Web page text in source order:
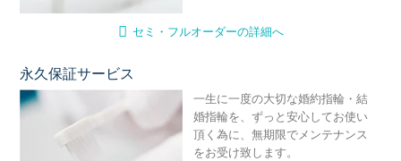
セミ・フルオーダーの詳細へ
永久保証サービス
一生に一度の大切な婚約指輪・結
婚指輪を、ずっと安心してお使い
頂く為に、無期限でメンテナンス
をお受け致します。